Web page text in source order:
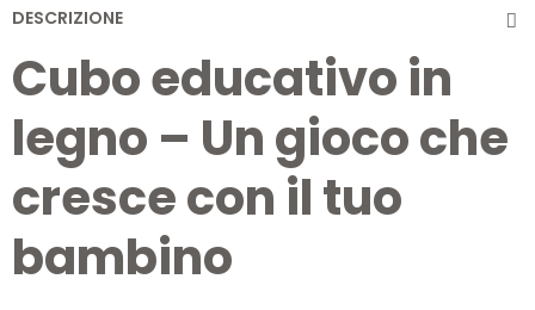
DESCRIZIONE
Cubo educativo in
legno – Un gioco che
cresce con il tuo
bambino